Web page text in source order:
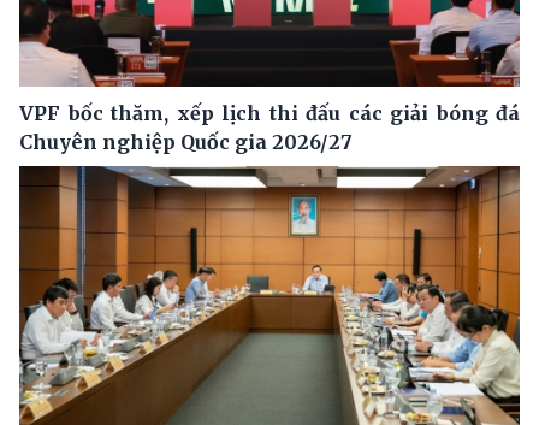
VPF bốc thăm, xếp lịch thi đấu các giải bóng đá
Chuyên nghiệp Quốc gia 2026/27